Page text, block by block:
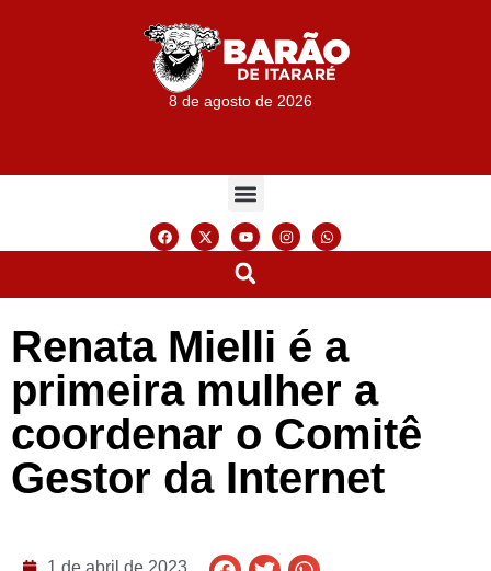
8 de agosto de 2026
Renata Mielli é a
primeira mulher a
coordenar o Comitê
Gestor da Internet
1 de abril de 2023